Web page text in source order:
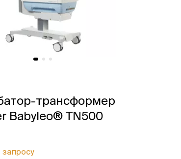
трансформер
Babyleo® TN500